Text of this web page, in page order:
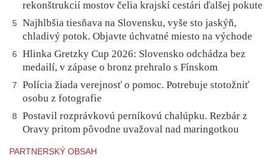
rekonštrukcií mostov čelia krajskí cestári ďalšej pokute
5
Najhlbšia tiesňava na Slovensku, vyše sto jaskýň,
chladivý potok. Objavte úchvatné miesto na východe
6
Hlinka Gretzky Cup 2026: Slovensko odchádza bez
medailí, v zápase o bronz prehralo s Fínskom
7
Polícia žiada verejnosť o pomoc. Potrebuje stotožniť
osobu z fotografie
8
Postavil rozprávkovú perníkovú chalúpku. Rezbár z
Oravy pritom pôvodne uvažoval nad maringotkou
PARTNERSKÝ OBSAH